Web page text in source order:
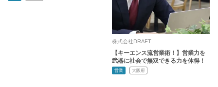
株式会社DRAFT
【キーエンス流営業術！】営業力を
武器に社会で無双できる力を体得！
営業 大阪府